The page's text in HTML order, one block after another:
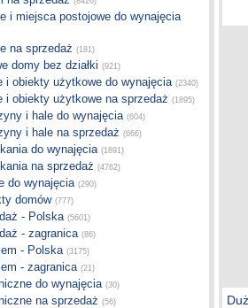
i miejsca postojowe do wynajęcia
na sprzedaż (181)
domy bez działki (921)
i obiekty użytkowe do wynajęcia (2340)
i obiekty użytkowe na sprzedaż (1895)
i hale do wynajęcia (604)
i hale na sprzedaż (666)
do wynajęcia (1891)
na sprzedaż (4762)
do wynajęcia (290)
domów (777)
- Polska (5601)
- zagranica (86)
- Polska (3175)
- zagranica (21)
do wynajęcia (30)
na sprzedaż (56)